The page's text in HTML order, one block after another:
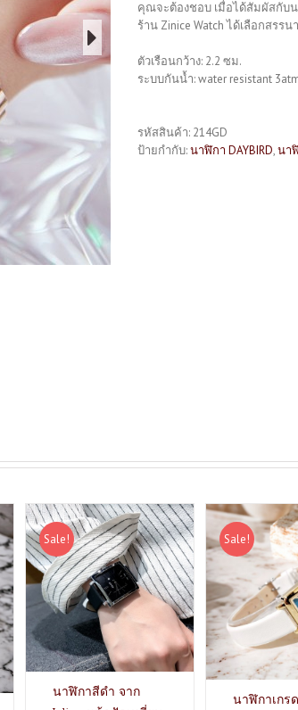
คุณจะต้องชอบ เมื่อได้สัมผัสกับ
ร้าน Zinice Watch ได้เลือกสร
ตัวเรือนกว้าง: 2.2 ซม.
ระบบกันน้ำ: water resistant
รหัสสินค้า: 214GD
ป้ายกำกับ:นาฬิกา DAYBIRD,นา
Sale!
นาฬิกาสีดำ จาก
Sale!
นาฬิกาเกร